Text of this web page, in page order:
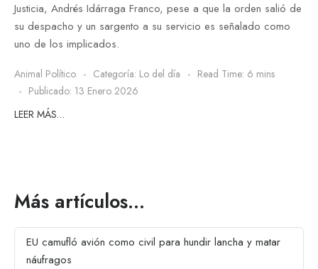
Justicia, Andrés Idárraga Franco, pese a que la orden salió de
su despacho y un sargento a su servicio es señalado como
uno de los implicados.
Animal Político Categoría: Lo del día
Read Time: 6 mins
Publicado: 13 Enero 2026
LEER MÁS…
Más artículos…
EU camufló avión como civil para hundir lancha y matar
náufragos